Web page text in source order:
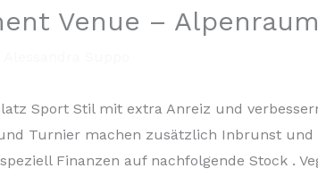
Venue –
Sport Stil mit extra Anreiz und
Turnier machen zusätzlich Inbrunst
Finanzen auf nachfolgende Stock .